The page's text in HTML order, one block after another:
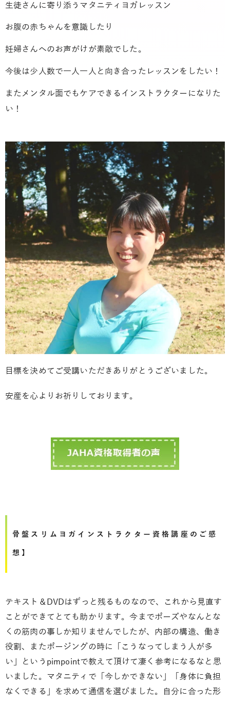
生徒さんに寄り添うマタニティヨガレッスン
お腹の赤ちゃんを意識したり
妊婦さんへのお声がけが素敵でした。
今後は少人数で一人一人と向き合ったレッスンをしたい！
またメンタル面でもケアできるインストラクターになりた
い！
目標を決めてご受講いただきありがとうございました。
安産を心よりお祈りしております。
骨盤スリムヨガインストラクター資格講座のご感
想】
テキスト＆DVDはずっと残るものなので、これから見直す
ことができてとても助かります。今までポーズやなんとな
くの筋肉の事しか知りませんでしたが、内部の構造、働き
役割、またポージングの時に「こうなってしまう人が多
い」というpimpointで教えて頂けて凄く参考になるなと思
いました。マタニティで「今しかできない」「身体に負担
なくできる」を求めて通信を選びました。自分に合った形